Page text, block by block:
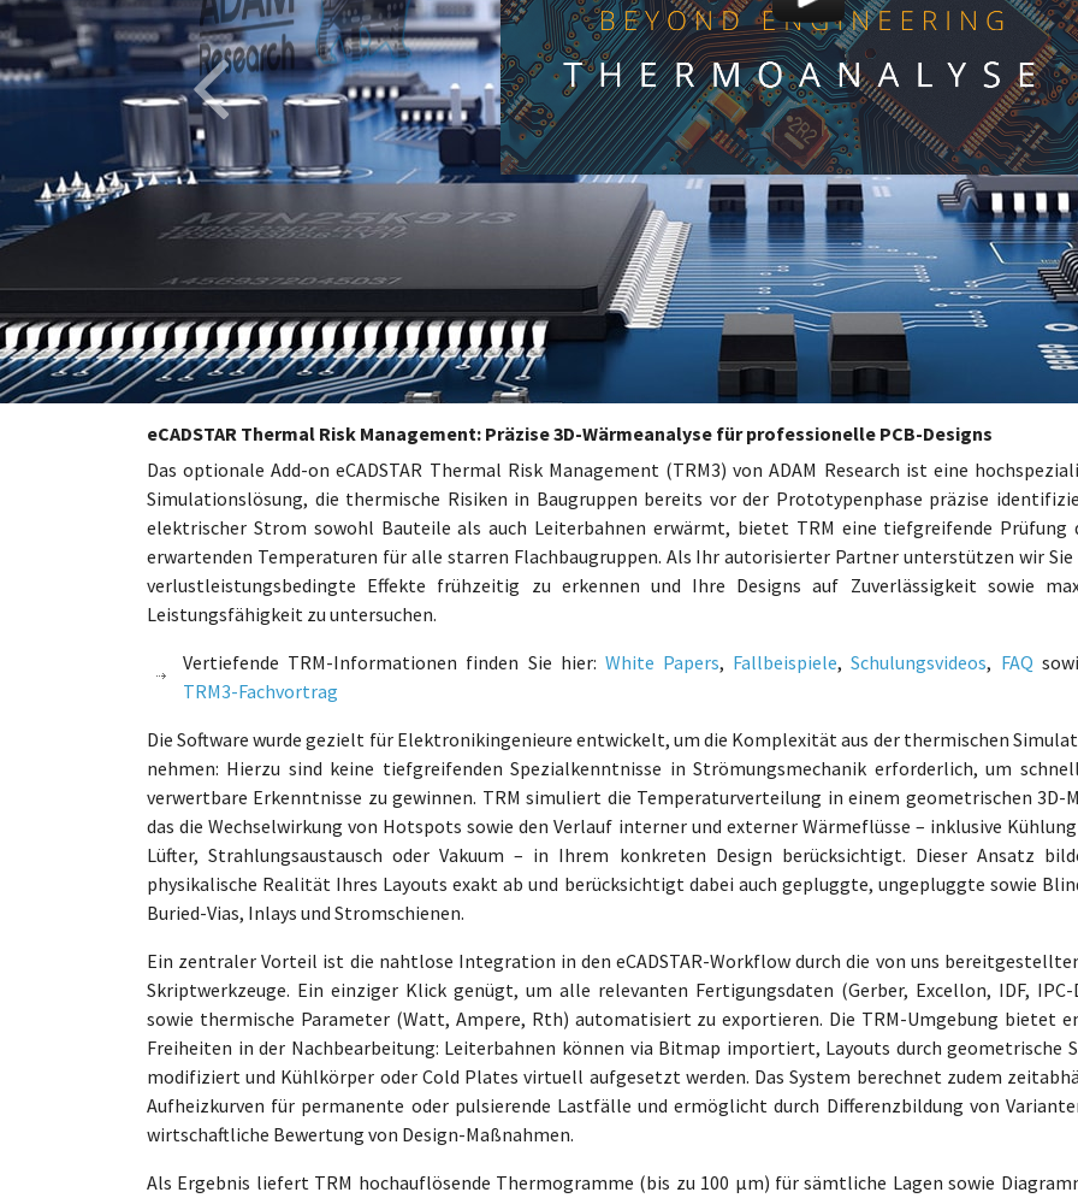
eCADSTAR Thermal Risk Management: Präzise 3D-Wärmeanalyse für professionelle PCB-Designs
Das optionale Add-on eCADSTAR Thermal Risk Management (TRM3) von ADAM Research ist eine
Simulationslösung, die thermische Risiken in Baugruppen bereits vor der Prototypenphase präzise
elektrischer Strom sowohl Bauteile als auch Leiterbahnen erwärmt, bietet TRM eine tiefgreifende Prüfung
erwartenden Temperaturen für alle starren Flachbaugruppen. Als Ihr autorisierter Partner unterstützen wir Sie
verlustleistungsbedingte Effekte frühzeitig zu erkennen und Ihre Designs auf Zuverlässigkeit sowie
Leistungsfähigkeit zu untersuchen.
Vertiefende TRM-Informationen finden Sie hier: White Papers, Fallbeispiele,Schulungsvideos, FAQ
TRM3-Fachvortrag
Die Software wurde gezielt für Elektronikingenieure entwickelt, um die Komplexität aus der thermischen
nehmen: Hierzu sind keine tiefgreifenden Spezialkenntnisse in Strömungsmechanik erforderlich, um
verwertbare Erkenntnisse zu gewinnen. TRM simuliert die Temperaturverteilung in einem geometrischen 3D-
das die Wechselwirkung von Hotspots sowie den Verlauf interner und externer Wärmeflüsse – inklusive
Lüfter, Strahlungsaustausch oder Vakuum – in Ihrem konkreten Design berücksichtigt. Dieser Ansatz
physikalische Realität Ihres Layouts exakt ab und berücksichtigt dabei auch gepluggte, ungepluggte sowie
Buried-Vias, Inlays und Stromschienen.
Ein zentraler Vorteil ist die nahtlose Integration in den eCADSTAR-Workflow durch die von uns
Skriptwerkzeuge. Ein einziger Klick genügt, um alle relevanten Fertigungsdaten (Gerber, Excellon, IDF, IPC-
sowie thermische Parameter (Watt, Ampere, Rth) automatisiert zu exportieren. Die TRM-Umgebung bietet
Freiheiten in der Nachbearbeitung: Leiterbahnen können via Bitmap importiert, Layouts durch geometrische
modifiziert und Kühlkörper oder Cold Plates virtuell aufgesetzt werden. Das System berechnet zudem
Aufheizkurven für permanente oder pulsierende Lastfälle und ermöglicht durch Differenzbildung von
wirtschaftliche Bewertung von Design-Maßnahmen.
Als Ergebnis liefert TRM hochauflösende Thermogramme (bis zu 100 µm) für sämtliche Lagen sowie